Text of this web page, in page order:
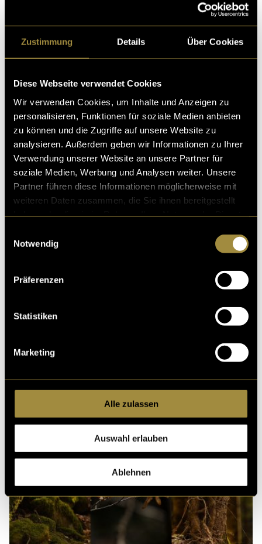
Zustimmung Details Über Cookies
Diese Webseite verwendet Cookies
Wir verwenden Cookies, um Inhalte und Anzeigen zu
personalisieren, Funktionen für soziale Medien anbieten
zu können und die Zugriffe auf unsere Website zu
analysieren. Außerdem geben wir Informationen zu Ihrer
Verwendung unserer Website an unsere Partner für
soziale Medien, Werbung und Analysen weiter. Unsere
Partner führen diese Informationen möglicherweise mit
weiteren Daten zusammen, die Sie ihnen bereitgestellt
Notwendig
Präferenzen
Statistiken
Marketing
Alle zulassen
Auswahl erlauben
Ablehnen